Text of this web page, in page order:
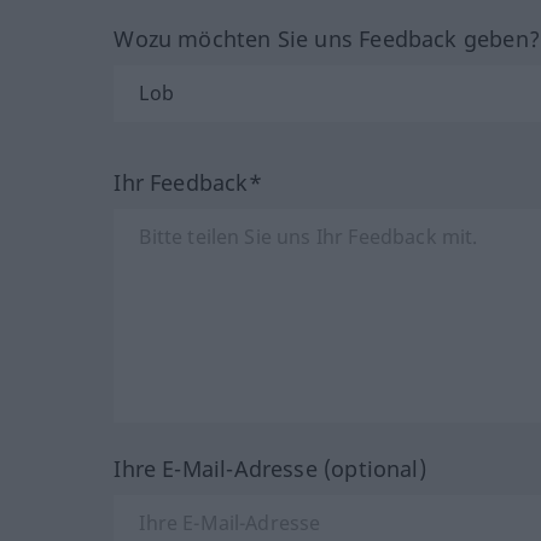
Wozu möchten Sie uns Feedback
Ihr Feedback*
Ihre E-Mail-Adresse (optional)